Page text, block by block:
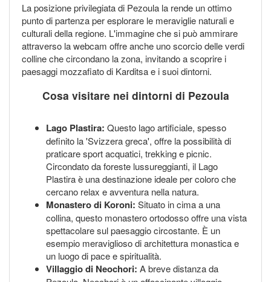
La posizione privilegiata di Pezoula la rende un ottimo
punto di partenza per esplorare le meraviglie naturali e
culturali della regione. L'immagine che si può ammirare
attraverso la webcam offre anche uno scorcio delle verdi
colline che circondano la zona, invitando a scoprire i
paesaggi mozzafiato di Karditsa e i suoi dintorni.
Cosa visitare nei dintorni di Pezoula
Lago Plastira: Questo lago artificiale, spesso
definito la 'Svizzera greca', offre la possibilità di
praticare sport acquatici, trekking e picnic.
Circondato da foreste lussureggianti, il Lago
Plastira è una destinazione ideale per coloro che
cercano relax e avventura nella natura.
Monastero di Koroni: Situato in cima a una
collina, questo monastero ortodosso offre una vista
spettacolare sul paesaggio circostante. È un
esempio meraviglioso di architettura monastica e
un luogo di pace e spiritualità.
Villaggio di Neochori: A breve distanza da